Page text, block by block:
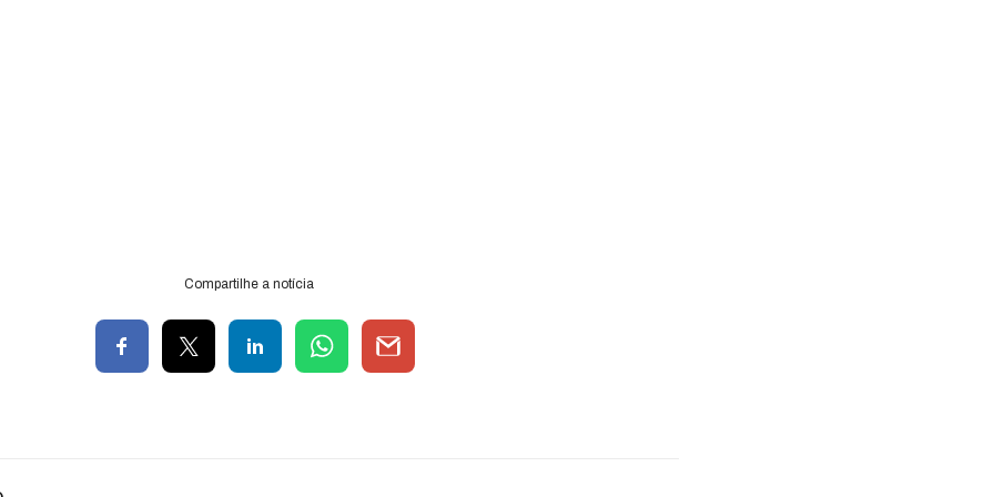
Compartilhe a notícia